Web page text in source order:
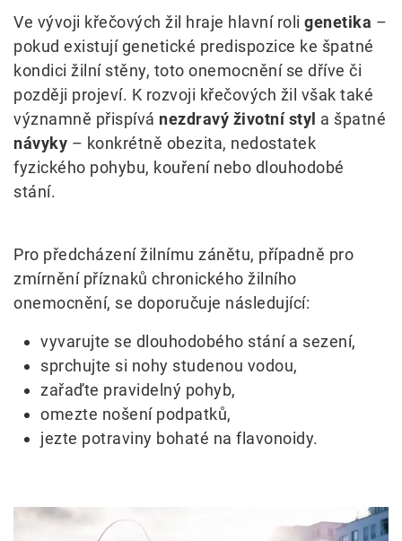
Ve vývoji křečových žil hraje hlavní roli genetika –
pokud existují genetické predispozice ke špatné
kondici žilní stěny, toto onemocnění se dříve či
později projeví. K rozvoji křečových žil však také
významně přispívá nezdravý životní styl a špatné
návyky – konkrétně obezita, nedostatek
fyzického pohybu, kouření nebo dlouhodobé
stání.
Pro předcházení žilnímu zánětu, případně pro
zmírnění příznaků chronického žilního
onemocnění, se doporučuje následující:
vyvarujte se dlouhodobého stání a sezení,
sprchujte si nohy studenou vodou,
zařaďte pravidelný pohyb,
omezte nošení podpatků,
jezte potraviny bohaté na flavonoidy.